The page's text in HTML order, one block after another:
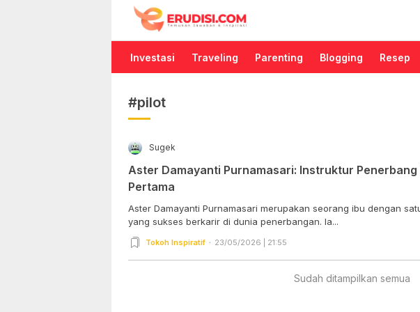
Erudisi
Temukan Jawaban dan Inspirasi
Investasi Traveling Parenting Blogging Resep
#pilot
Sugek
Aster Damayanti Purnamasari: Instruktur Penerbang
Pertama
Aster Damayanti Purnamasari merupakan seorang ibu dengan
yang sukses berkarir di dunia penerbangan. Ia...
Tokoh Inspiratif 23/05/2026 | 21:55
Sudah ditampilkan semua